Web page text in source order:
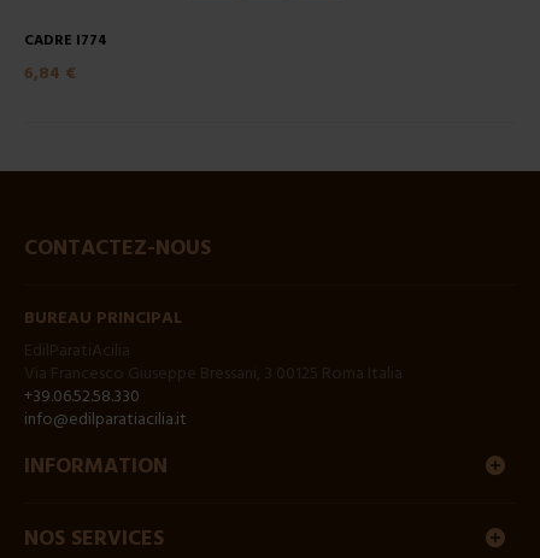
CADRE I774
6,84 €
CONTACTEZ-NOUS
BUREAU PRINCIPAL
+39.06.52.58.330
info@edilparatiacilia.it
INFORMATION
NOS SERVICES